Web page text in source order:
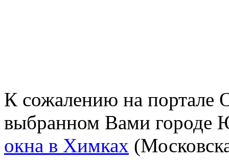
К сожалению на портале
выбранном Вами городе
окна в Химках